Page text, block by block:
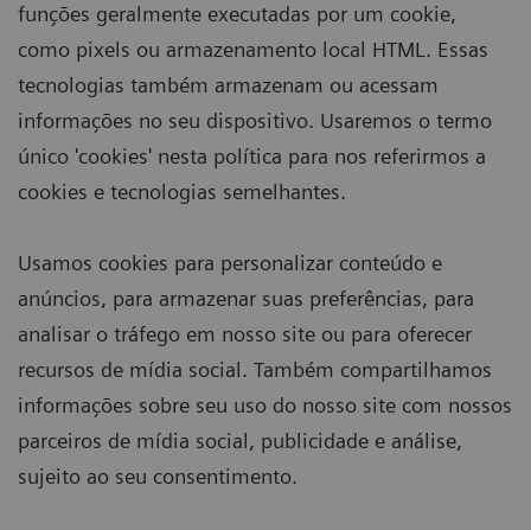
funções geralmente executadas por um cookie,
como pixels ou armazenamento local HTML. Essas
tecnologias também armazenam ou acessam
informações no seu dispositivo. Usaremos o termo
único 'cookies' nesta política para nos referirmos a
cookies e tecnologias semelhantes.
Usamos cookies para personalizar conteúdo e
anúncios, para armazenar suas preferências, para
analisar o tráfego em nosso site ou para oferecer
recursos de mídia social. Também compartilhamos
informações sobre seu uso do nosso site com nossos
parceiros de mídia social, publicidade e análise,
sujeito ao seu consentimento.